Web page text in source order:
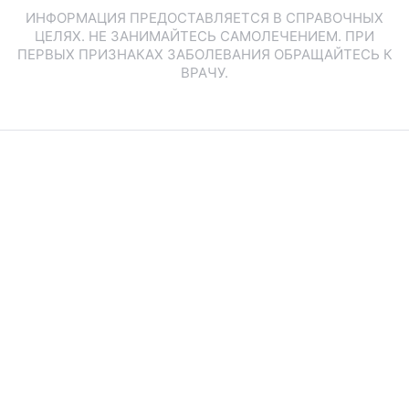
ИНФОРМАЦИЯ ПРЕДОСТАВЛЯЕТСЯ В СПРАВОЧНЫХ
ЦЕЛЯХ. НЕ ЗАНИМАЙТЕСЬ САМОЛЕЧЕНИЕМ. ПРИ
ПЕРВЫХ ПРИЗНАКАХ ЗАБОЛЕВАНИЯ ОБРАЩАЙТЕСЬ К
ВРАЧУ.